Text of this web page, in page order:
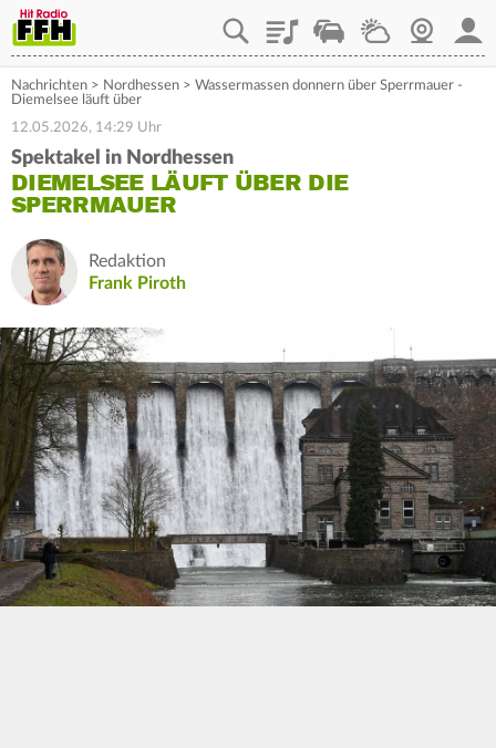
PlaylistStaupilotWetterWebcam
Nachrichten > Nordhessen > Wassermassen donnern über Sperrmauer -
Diemelsee läuft über
12.05.2026, 14:29 Uhr
Spektakel in Nordhessen
DIEMELSEE LÄUFT ÜBER DIE
SPERRMAUER
Redaktion
Frank Piroth